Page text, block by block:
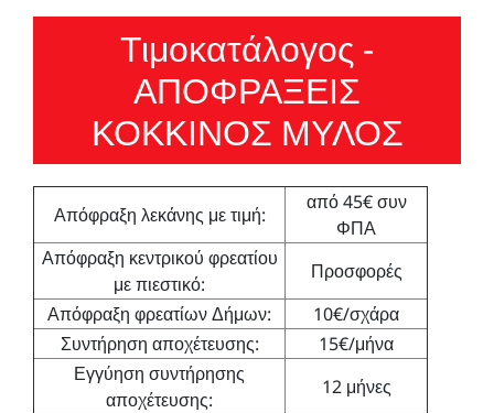
Τιμοκατάλογος -
ΑΠΟΦΡΑΞΕΙΣ
ΚΟΚΚΙΝΟΣ ΜΥΛΟΣ
Απόφραξη λεκάνης με τιμή:
από 45€ συν
ΦΠΑ
Απόφραξη κεντρικού φρεατίου
με πιεστικό:
Προσφορές
Απόφραξη φρεατίων Δήμων:
10€/σχάρα
Συντήρηση αποχέτευσης:
15€/μήνα
Εγγύηση συντήρησης
αποχέτευσης:
12 μήνες